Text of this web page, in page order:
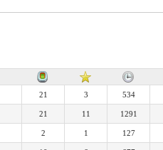
21 3 534
21 11 1291
2 1 127